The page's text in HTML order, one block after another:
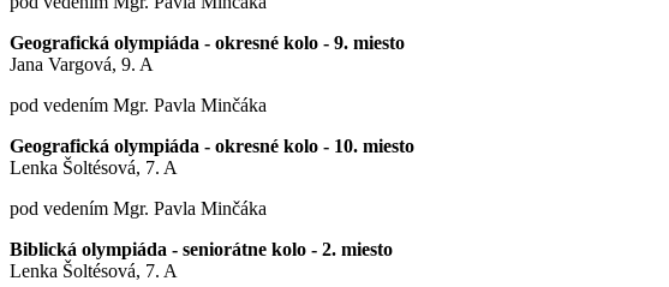
Geografická olympiáda - okresné kolo - 9. miesto
Jana Vargová, 9. A
pod vedením Mgr. Pavla Minčáka
Geografická olympiáda - okresné kolo - 10. miesto
Lenka Šoltésová, 7. A
pod vedením Mgr. Pavla Minčáka
Biblická olympiáda - seniorátne kolo - 2. miesto
Lenka Šoltésová, 7. A